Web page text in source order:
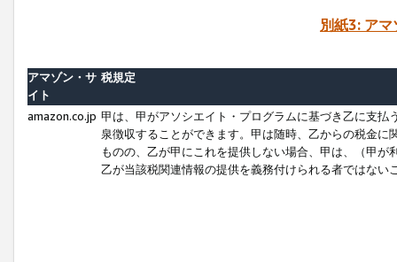
別紙3: ア
アマゾン・サ
イト
税規定
amazon.co.jp 甲は、甲がアソシエイト・プログラムに基づき乙に支
泉徴収することができます。甲は随時、乙からの税金
ものの、乙が甲にこれを提供しない場合、甲は、（甲
乙が当該税関連情報の提供を義務付けられる者ではな